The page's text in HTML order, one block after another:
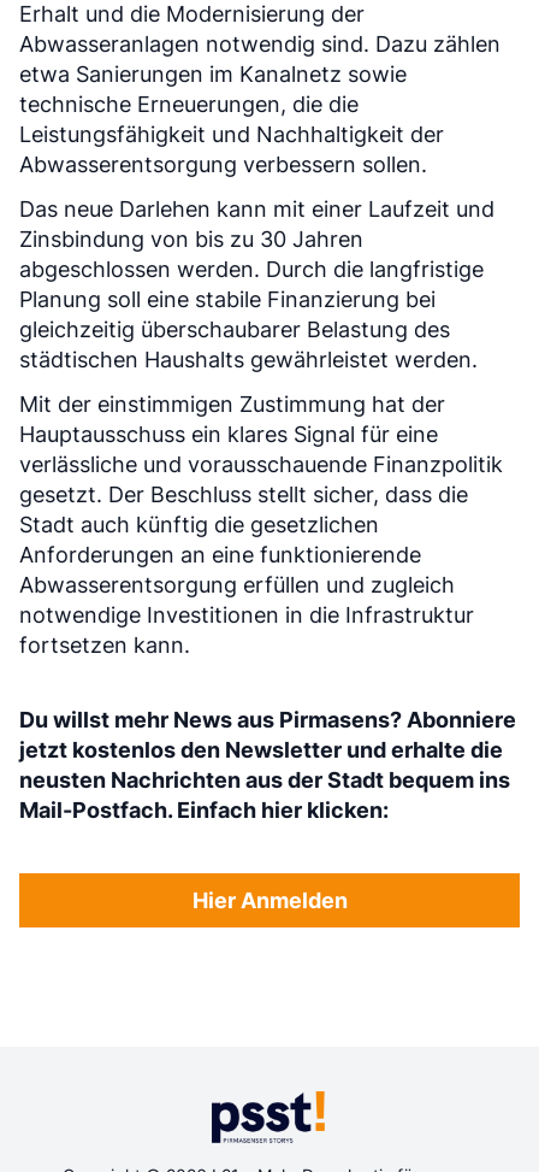
Erhalt und die Modernisierung der
Abwasseranlagen notwendig sind. Dazu zählen
etwa Sanierungen im Kanalnetz sowie
technische Erneuerungen, die die
Leistungsfähigkeit und Nachhaltigkeit der
Abwasserentsorgung verbessern sollen.
Das neue Darlehen kann mit einer Laufzeit und
Zinsbindung von bis zu 30 Jahren
abgeschlossen werden. Durch die langfristige
Planung soll eine stabile Finanzierung bei
gleichzeitig überschaubarer Belastung des
städtischen Haushalts gewährleistet werden.
Mit der einstimmigen Zustimmung hat der
Hauptausschuss ein klares Signal für eine
verlässliche und vorausschauende Finanzpolitik
gesetzt. Der Beschluss stellt sicher, dass die
Stadt auch künftig die gesetzlichen
Anforderungen an eine funktionierende
Abwasserentsorgung erfüllen und zugleich
notwendige Investitionen in die Infrastruktur
fortsetzen kann.
Du willst mehr News aus Pirmasens? Abonniere
jetzt kostenlos den Newsletter und erhalte die
neusten Nachrichten aus der Stadt bequem ins
Mail-Postfach. Einfach hier klicken:
Hier Anmelden